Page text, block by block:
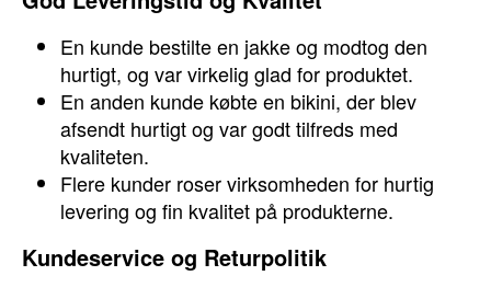
En kunde bestilte en jakke og modtog den
hurtigt, og var virkelig glad for produktet.
En anden kunde købte en bikini, der blev
afsendt hurtigt og var godt tilfreds med
kvaliteten.
Flere kunder roser virksomheden for hurtig
levering og fin kvalitet på produkterne.
Kundeservice og Returpolitik